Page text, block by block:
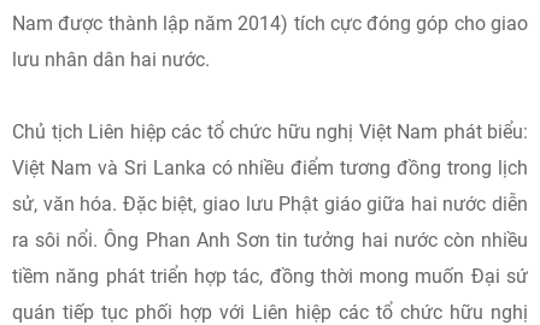
Nam được thành lập năm 2014) tích cực đóng góp cho giao
lưu nhân dân hai nước.
Chủ tịch Liên hiệp các tổ chức hữu nghị Việt Nam phát biểu:
Việt Nam và Sri Lanka có nhiều điểm tương đồng trong lịch
sử, văn hóa. Đặc biệt, giao lưu Phật giáo giữa hai nước diễn
ra sôi nổi. Ông Phan Anh Sơn tin tưởng hai nước còn nhiều
tiềm năng phát triển hợp tác, đồng thời mong muốn Đại sứ
quán tiếp tục phối hợp với Liên hiệp các tổ chức hữu nghị